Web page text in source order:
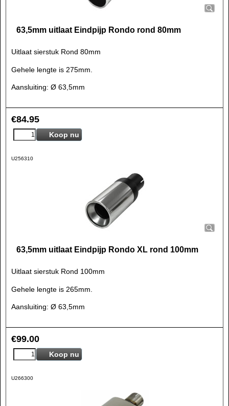
63,5mm uitlaat Eindpijp Rondo rond 80mm
Uitlaat sierstuk Rond 80mm
Gehele lengte is 275mm.
Aansluiting: Ø 63,5mm
€84.95
Koop nu
U256310
63,5mm uitlaat Eindpijp Rondo XL rond 100mm
Uitlaat sierstuk Rond 100mm
Gehele lengte is 265mm.
Aansluiting: Ø 63,5mm
€99.00
Koop nu
U266300